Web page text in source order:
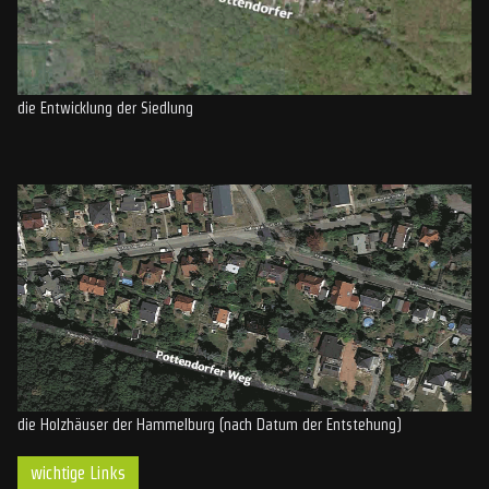
die Entwicklung der Siedlung
die Holzhäuser der Hammelburg (nach Datum der Entstehung)
wichtige Links